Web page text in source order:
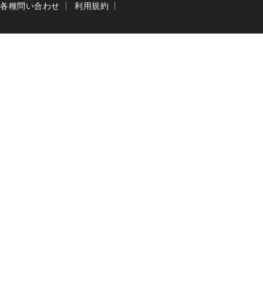
各種問い合わせ
利用規約